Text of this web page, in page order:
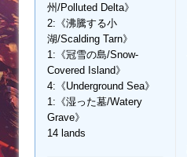
州/Polluted Delta》
2:《沸騰する小
湖/Scalding Tarn》
1:《冠雪の島/Snow-
Covered Island》
4:《Underground Sea》
1:《湿った墓/Watery
Grave》
14 lands